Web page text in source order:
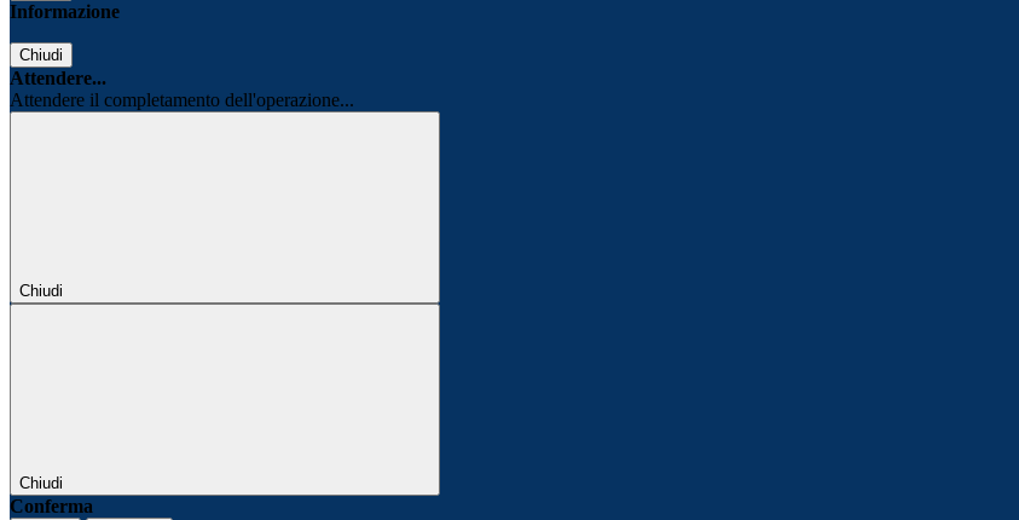
Informazione
Chiudi
Attendere...
Attendere il completamento dell'operazione...
Chiudi
Chiudi
Conferma